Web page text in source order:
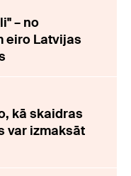
– no
eiro Latvijas
kā skaidras
var izmaksāt